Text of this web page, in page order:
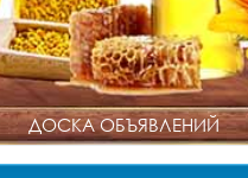
ДОСКА ОБЪЯВЛЕНИЙ